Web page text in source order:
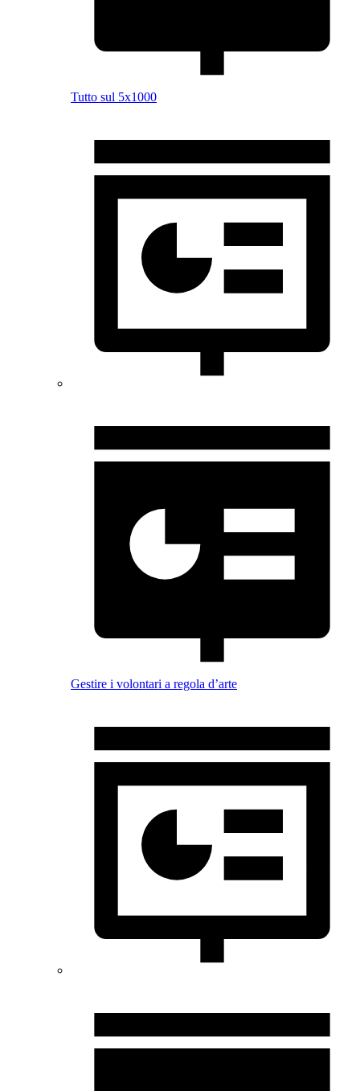
Tutto sul 5x1000
Gestire i volontari a regola d’arte